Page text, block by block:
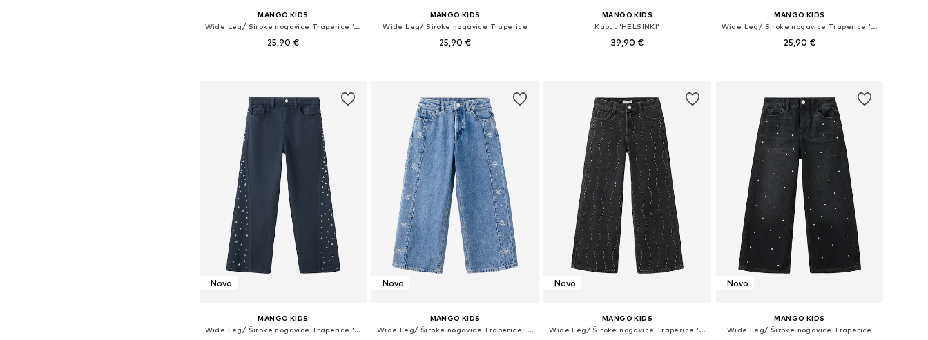
MANGO KIDS
Wide Leg/ Široke nogavice Traperice 'JOANA'
25,90 €
MANGO KIDS
Wide Leg/ Široke nogavice Traperice
25,90 €
MANGO KIDS
Kaput 'HELSINKI'
39,90 €
MANGO KIDS
Wide Leg/ Široke nogavice Traperice 'WIDEF'
25,90 €
Novo
MANGO KIDS
Wide Leg/ Široke nogavice Traperice 'ESTRELLI'
Novo
MANGO KIDS
Wide Leg/ Široke nogavice Traperice 'CULOTTES'
Novo
MANGO KIDS
Wide Leg/ Široke nogavice Traperice 'WIDEO'
Novo
MANGO KIDS
Wide Leg/ Široke nogavice Traperice